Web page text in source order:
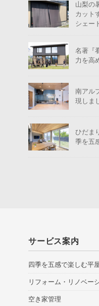
山梨の
カット
シェー
名著『
力を高
南アル
現しま
ひだま
季を五
サービス案内
四季を五感で楽しむ平
リフォーム・リノベー
空き家管理